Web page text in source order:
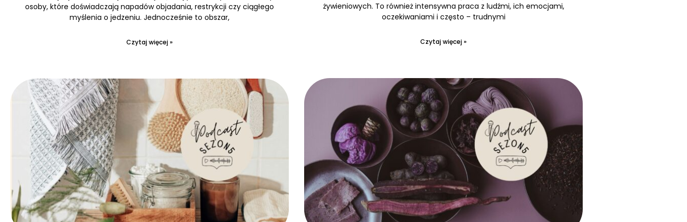
osoby, które doświadczają napadów objadania, restrykcji czy ciągłego
myślenia o jedzeniu. Jednocześnie to obszar,
Czytaj więcej »
żywieniowych. To również intensywna praca z ludźmi, ich emocjami,
oczekiwaniami i często – trudnymi
Czytaj więcej »